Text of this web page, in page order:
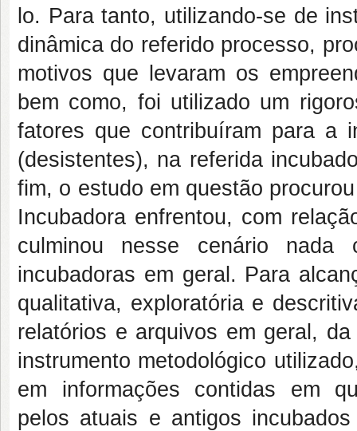
lo. Para tanto, utilizando-se de
dinâmica do referido processo,
motivos que levaram os
bem como, foi utilizado um
fatores que contribuíram para a
(desistentes), na referida
fim, o estudo em questão
Incubadora enfrentou, com
culminou nesse cenário nada
incubadoras em geral. Para
qualitativa, exploratória e
relatórios e arquivos em geral,
instrumento metodológico
em informações contidas em
pelos atuais e antigos